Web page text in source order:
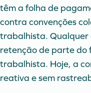
têm a folha de
contra convenções
trabalhista.
retenção de parte
trabalhista. Hoje, a
reativa e sem